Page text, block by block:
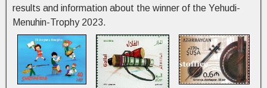
results and information about the winner of the Yehudi-
Menuhin-Trophy 2023.